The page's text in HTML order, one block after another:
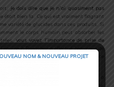
je dois dire que je n’ai quasiment pas
était bien la. Ce qui est vraiment flagrant
variété de glucides dans ces produits. Si
le corps humain peut absorber les
vous voyez l’importance de prise de
l’équipe à Powerbar a effectué beaucoup de
pour fournir aux athlètes d’endurance
NOM & NOUVEAU PROJET